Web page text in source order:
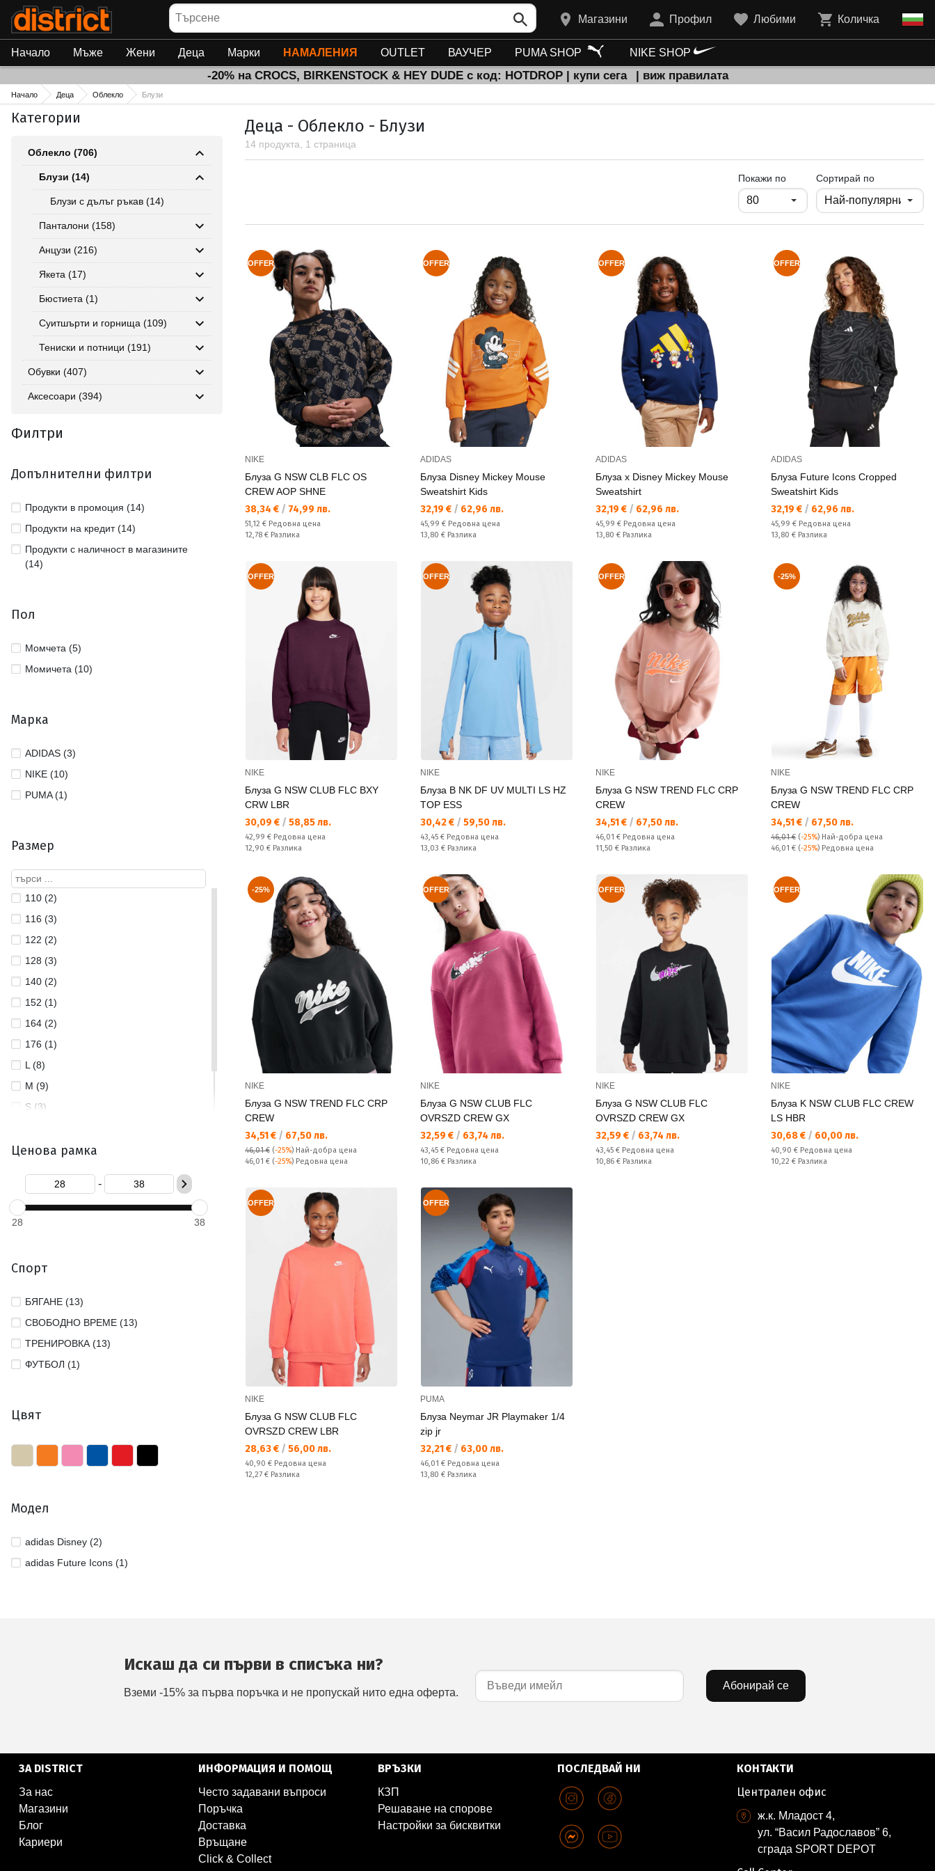
Търсене
Магазини Профил Любими Количка
Начало Мъже Жени Деца Марки НАМАЛЕНИЯ OUTLET ВАУЧЕР PUMA SHOP NIKE SHOP
-20% на CROCS, BIRKENSTOCK & HEY DUDE с код: HOTDROP | купи сега | виж правилата
Начало Деца Облекло Блузи
Категории
Облекло (706)
Блузи (14)
Блузи с дълъг ръкав (14)
Панталони (158)
Анцузи (216)
Якета (17)
Бюстиета (1)
Суитшърти и горнища (109)
Тениски и потници (191)
Обувки (407)
Аксесоари (394)
Филтри
Допълнителни филтри
Продукти в промоция (14)
Продукти на кредит (14)
Продукти с наличност в магазините
(14)
Пол
Момчета (5)
Момичета (10)
Марка
ADIDAS (3)
NIKE (10)
PUMA (1)
Размер
110 (2)
116 (3)
122 (2)
128 (3)
140 (2)
152 (1)
164 (2)
176 (1)
L (8)
M (9)
S (3)
XS (1)
Ценова рамка
-
28 38
Спорт
БЯГАНЕ (13)
СВОБОДНО ВРЕМЕ (13)
ТРЕНИРОВКА (13)
ФУТБОЛ (1)
Цвят
Модел
adidas Disney (2)
adidas Future Icons (1)
Деца - Облекло - Блузи
14 продукта, 1 страница
Покажи попродукти на страница
Сортирай по
OFFER
NIKE
Блуза G NSW CLB FLC OS
CREW AOP SHNE
Текуща цена:
38,34 € / 74,99 лв.
Редовна цена:
51,12 € Редовна цена
Спестявате:
12,78 € Разлика
OFFER
ADIDAS
Блуза Disney Mickey Mouse
Sweatshirt Kids
Текуща цена:
32,19 € / 62,96 лв.
Редовна цена:
45,99 € Редовна цена
Спестявате:
13,80 € Разлика
OFFER
ADIDAS
Блуза x Disney Mickey Mouse
Sweatshirt
Текуща цена:
32,19 € / 62,96 лв.
Редовна цена:
45,99 € Редовна цена
Спестявате:
13,80 € Разлика
OFFER
ADIDAS
Блуза Future Icons Cropped
Sweatshirt Kids
Текуща цена:
32,19 € / 62,96 лв.
Редовна цена:
45,99 € Редовна цена
Спестявате:
13,80 € Разлика
OFFER
NIKE
Блуза G NSW CLUB FLC BXY
CRW LBR
Текуща цена:
30,09 € / 58,85 лв.
Редовна цена:
42,99 € Редовна цена
Спестявате:
12,90 € Разлика
OFFER
NIKE
Блуза B NK DF UV MULTI LS HZ
TOP ESS
Текуща цена:
30,42 € / 59,50 лв.
Редовна цена:
43,45 € Редовна цена
Спестявате:
13,03 € Разлика
OFFER
NIKE
Блуза G NSW TREND FLC CRP
CREW
Текуща цена:
34,51 € / 67,50 лв.
Редовна цена:
46,01 € Редовна цена
Спестявате:
11,50 € Разлика
-25%
NIKE
Блуза G NSW TREND FLC CRP
CREW
Текуща цена:
34,51 € / 67,50 лв.
46,01 € (-25%) Най-добра цена
Редовна цена:
46,01 € (-25%) Редовна цена
-25%
NIKE
Блуза G NSW TREND FLC CRP
CREW
Текуща цена:
34,51 € / 67,50 лв.
46,01 € (-25%) Най-добра цена
Редовна цена:
46,01 € (-25%) Редовна цена
OFFER
NIKE
Блуза G NSW CLUB FLC
OVRSZD CREW GX
Текуща цена:
32,59 € / 63,74 лв.
Редовна цена:
43,45 € Редовна цена
Спестявате:
10,86 € Разлика
OFFER
NIKE
Блуза G NSW CLUB FLC
OVRSZD CREW GX
Текуща цена:
32,59 € / 63,74 лв.
Редовна цена:
43,45 € Редовна цена
Спестявате:
10,86 € Разлика
OFFER
NIKE
Блуза K NSW CLUB FLC CREW
LS HBR
Текуща цена:
30,68 € / 60,00 лв.
Редовна цена:
40,90 € Редовна цена
Спестявате:
10,22 € Разлика
OFFER
NIKE
Блуза G NSW CLUB FLC
OVRSZD CREW LBR
Текуща цена:
28,63 € / 56,00 лв.
Редовна цена:
40,90 € Редовна цена
Спестявате:
12,27 € Разлика
OFFER
PUMA
Блуза Neymar JR Playmaker 1/4
zip jr
Текуща цена:
32,21 € / 63,00 лв.
Редовна цена:
46,01 € Редовна цена
Спестявате:
13,80 € Разлика
Искаш да си първи в списъка ни?
Вземи -15% за първа поръчка и не пропускай нито една оферта.
Абонирай се
ЗА DISTRICT
За нас
Магазини
Блог
Кариери
ИНФОРМАЦИЯ И ПОМОЩ
Често задавани въпроси
Поръчка
Доставка
Връщане
Click & Collect
ВРЪЗКИ
КЗП
Решаване на спорове
Настройки за бисквитки
ПОСЛЕДВАЙ НИ
КОНТАКТИ
Централен офис
ж.к. Младост 4,
ул. “Васил Радославов” 6,
сграда SPORT DEPOT